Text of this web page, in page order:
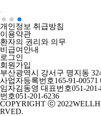
개인정보 취급방침
이용약관
환자의 권리와 의무
비급여안내
로그인
회원가입
부산광역시 강서구 명지동
사업자등록번호165-91-00571
임자김동영 대표번호051-
번호051-201-6236
COPYRIGHT ⓒ
RVED.